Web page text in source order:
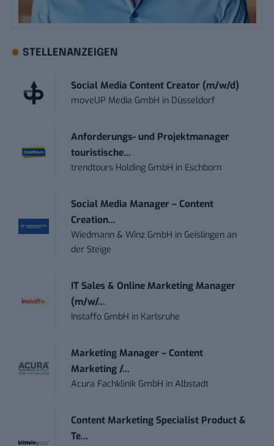
STELLENANZEIGEN
Social Media Content Creator (m/w/d)
moveUP Media GmbH in Düsseldorf
Anforderungs- und Projektmanager
touristische...
trendtours Holding GmbH in Eschborn
Social Media Manager – Content
Creation...
Wiedmann & Winz GmbH in Geislingen an
der Steige
IT Sales & Online Marketing Manager
(m/w/...
Instaffo GmbH in Karlsruhe
Marketing Manager – Content
Marketing /...
Acura Fachklinik GmbH inAlbstadt
Content Marketing Specialist Product &
Te...